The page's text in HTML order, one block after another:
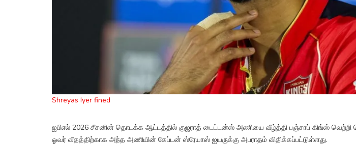
Shreyas Iyer fined
ஐபிஎல் 2026 சீசனின் தொடக்க ஆட்டத்தில் குஜராத் டைட்டன்ஸ் அணியை வீழ்த்தி பஞ்சாப் கிங்ஸ் வெற்றி
ஓவர் வீதத்திற்காக அந்த அணியின் கேப்டன் ஸ்ரேயாஸ் ஐயருக்கு அபராதம் விதிக்கப்பட்டுள்ளது.